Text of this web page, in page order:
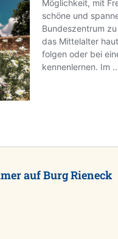
auf Burg Rieneck